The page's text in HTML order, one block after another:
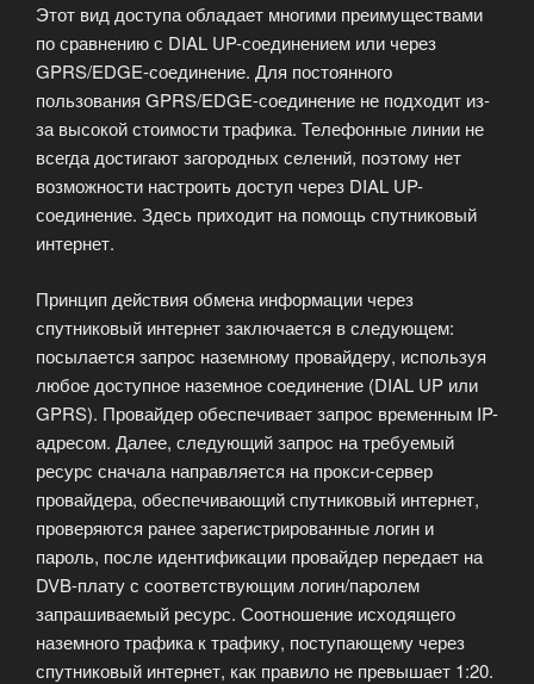
технологии
Ethernet)»
Этот вид доступа обладает многими преимуществами
по сравнению с DIAL UP-соединением или через
GPRS/EDGE-соединение. Для постоянного
пользования GPRS/EDGE-соединение не подходит из-
за высокой стоимости трафика. Телефонные линии не
всегда достигают загородных селений, поэтому нет
возможности настроить доступ через DIAL UP-
соединение. Здесь приходит на помощь спутниковый
интернет.
Принцип действия обмена информации через
спутниковый интернет заключается в следующем:
посылается запрос наземному провайдеру, используя
любое доступное наземное соединение (DIAL UP или
GPRS). Провайдер обеспечивает запрос временным IP-
адресом. Далее, следующий запрос на требуемый
ресурс сначала направляется на прокси-сервер
провайдера, обеспечивающий спутниковый интернет,
проверяются ранее зарегистрированные логин и
пароль, после идентификации провайдер передает на
DVB-плату с соответствующим логин/паролем
запрашиваемый ресурс. Соотношение исходящего
наземного трафика к трафику, поступающему через
спутниковый интернет, как правило не превышает 1:20.